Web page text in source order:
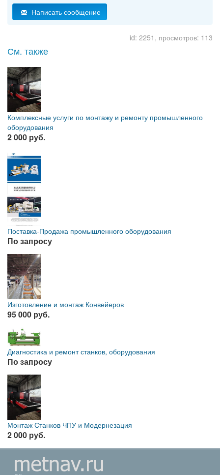
Написать сообщение
id: 2251, просмотров: 113
См. также
Комплексные услуги по монтажу и ремонту промышленного
оборудования
2 000 руб.
Поставка-Продажа промышленного оборудования
По запросу
Изготовление и монтаж Конвейеров
95 000 руб.
Диагностика и ремонт станков, оборудования
По запросу
Монтаж Станков ЧПУ и Модернезация
2 000 руб.